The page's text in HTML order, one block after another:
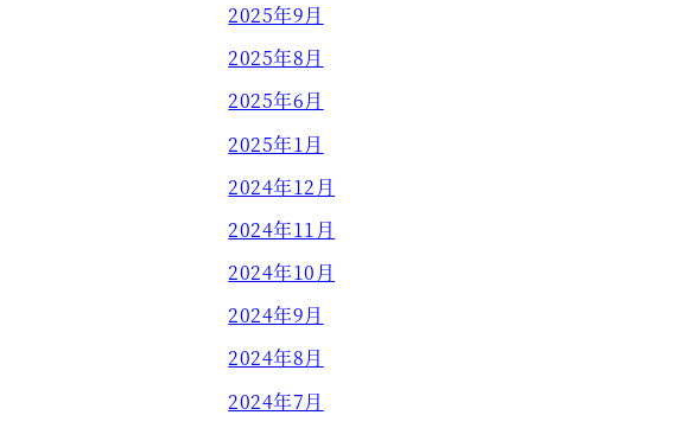
2025年9月
2025年8月
2025年6月
2025年1月
2024年12月
2024年11月
2024年10月
2024年9月
2024年8月
2024年7月